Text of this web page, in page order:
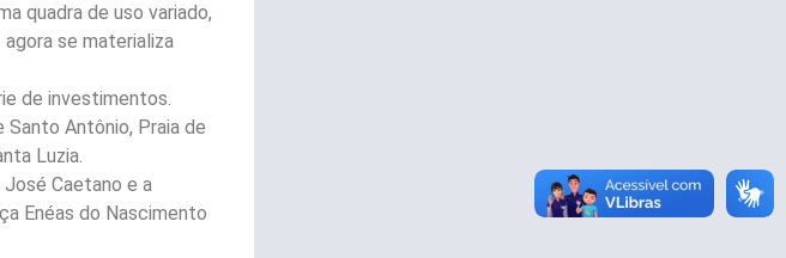
quadra de uso variado,
se materializa
de investimentos.
Santo Antônio, Praia de
Luzia.
Caetano e a
Enéas do Nascimento